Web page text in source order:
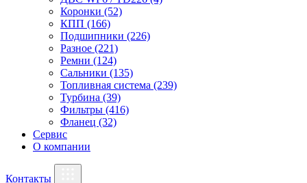
Коронки (52)
КПП (166)
Подшипники (226)
Разное (221)
Ремни (124)
Сальники (135)
Топливная система (239)
Турбина (39)
Фильтры (416)
Фланец (32)
Сервис
О компании
Контакты